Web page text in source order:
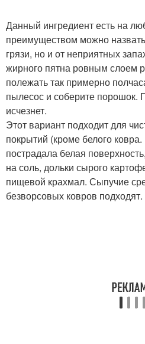
Данный ингредиент есть на
преимуществом можно
грязи, но и от неприятных
жирного пятна ровным слоем
полежать так примерно
пылесос и соберите порошок.
исчезнет.
Этот вариант подходит для
покрытий (кроме белого
пострадала белая
на соль, дольки сырого
пищевой крахмал. Сыпучие
безворсовых ковров подходят.